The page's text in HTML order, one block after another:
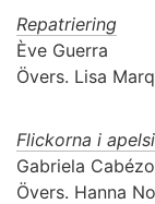
Repatriering
Ève Guerra
Övers. Lisa
Flickorna i
Gabriela
Övers. Hanna